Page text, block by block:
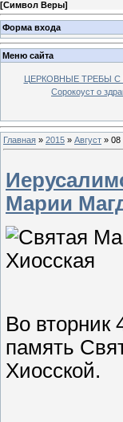
[Символ Веры]
Форма входа
Меню сайта
ЦЕРКОВНЫЕ ТРЕБЫ
Сорокоуст о
Главная » 2015 » Август » 08
Марии
Во вторник
память
Хиосской.